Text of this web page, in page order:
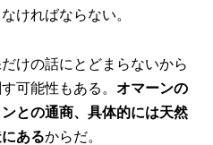
ければならない。
けの話にとどまらないから
可能性もある。オマーンの
との通商、具体的には天然
あるからだ。